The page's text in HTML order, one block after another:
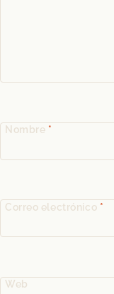
Nombre *
Correo electrónico *
Web